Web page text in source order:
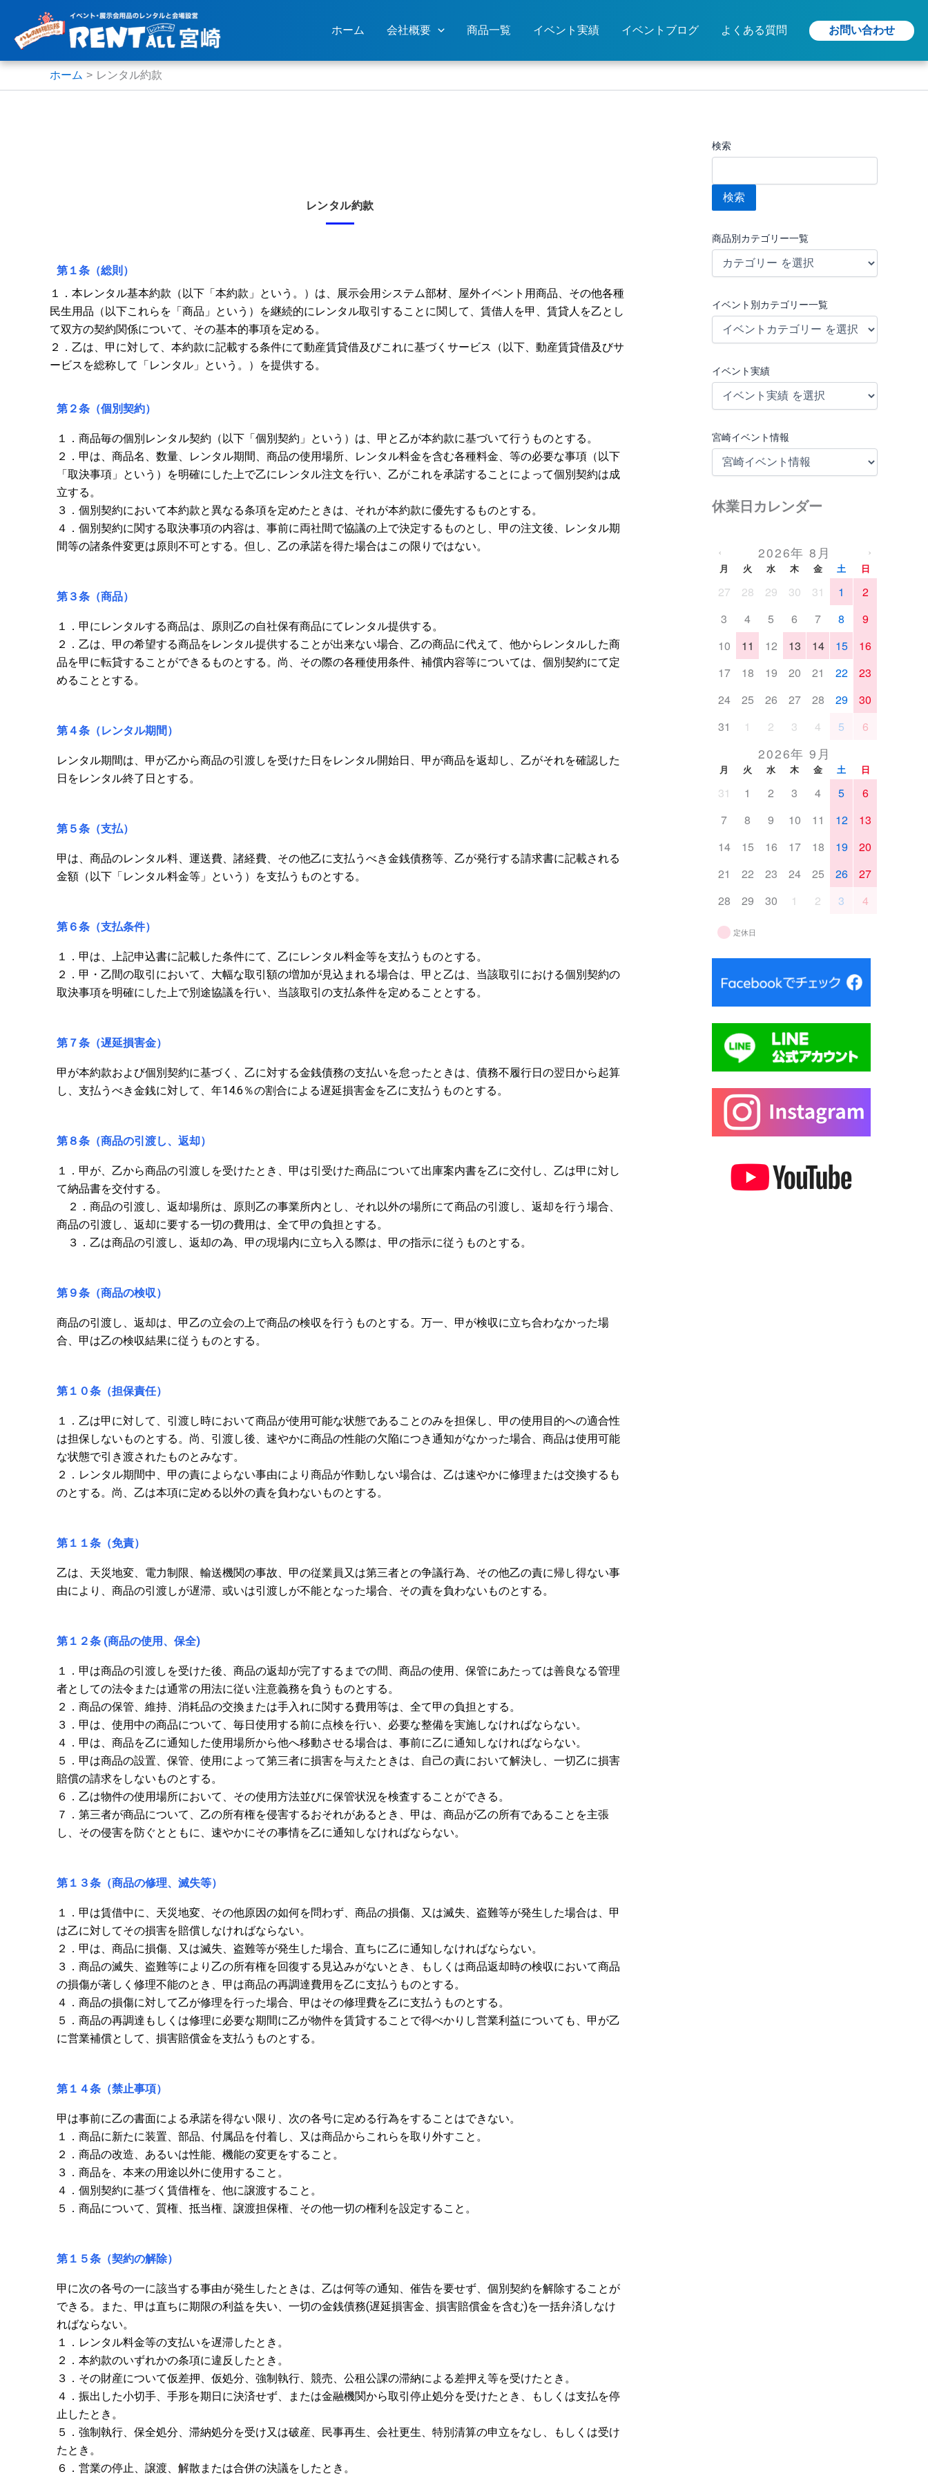
ス
ホーム 会社概要 商品一覧 イベント実績 イベントブログ よくある質問 お問い合わせ
ホーム レンタル約款
レンタル約款
第１条（総則）
１．本レンタル基本約款（以下「本約款」という。）は、展示会用システム部材、屋外イベント用商品、その他各種
民生用品（以下これらを「商品」という）を継続的にレンタル取引することに関して、賃借人を甲、賃貸人を乙とし
て双方の契約関係について、その基本的事項を定める。
２．乙は、甲に対して、本約款に記載する条件にて動産賃貸借及びこれに基づくサービス（以下、動産賃貸借及びサ
ービスを総称して「レンタル」という。）を提供する。
第２条（個別契約）
１．商品毎の個別レンタル契約（以下「個別契約」という）は、甲と乙が本約款に基づいて行うものとする。
２．甲は、商品名、数量、レンタル期間、商品の使用場所、レンタル料金を含む各種料金、等の必要な事項（以下
「取決事項」という）を明確にした上で乙にレンタル注文を行い、乙がこれを承諾することによって個別契約は成
立する。
３．個別契約において本約款と異なる条項を定めたときは、それが本約款に優先するものとする。
４．個別契約に関する取決事項の内容は、事前に両社間で協議の上で決定するものとし、甲の注文後、レンタル期
間等の諸条件変更は原則不可とする。但し、乙の承諾を得た場合はこの限りではない。
第３条（商品）
１．甲にレンタルする商品は、原則乙の自社保有商品にてレンタル提供する。
２．乙は、甲の希望する商品をレンタル提供することが出来ない場合、乙の商品に代えて、他からレンタルした商
品を甲に転貸することができるものとする。尚、その際の各種使用条件、補償内容等については、個別契約にて定
めることとする。
第４条（レンタル期間）
レンタル期間は、甲が乙から商品の引渡しを受けた日をレンタル開始日、甲が商品を返却し、乙がそれを確認した
日をレンタル終了日とする。
第５条（支払）
甲は、商品のレンタル料、運送費、諸経費、その他乙に支払うべき金銭債務等、乙が発行する請求書に記載される
金額（以下「レンタル料金等」という）を支払うものとする。
第６条（支払条件）
１．甲は、上記申込書に記載した条件にて、乙にレンタル料金等を支払うものとする。
２．甲・乙間の取引において、大幅な取引額の増加が見込まれる場合は、甲と乙は、当該取引における個別契約の
取決事項を明確にした上で別途協議を行い、当該取引の支払条件を定めることとする。
第７条（遅延損害金）
甲が本約款および個別契約に基づく、乙に対する金銭債務の支払いを怠ったときは、債務不履行日の翌日から起算
し、支払うべき金銭に対して、年14.6％の割合による遅延損害金を乙に支払うものとする。
第８条（商品の引渡し、返却）
１．甲が、乙から商品の引渡しを受けたとき、甲は引受けた商品について出庫案内書を乙に交付し、乙は甲に対し
て納品書を交付する。
２．商品の引渡し、返却場所は、原則乙の事業所内とし、それ以外の場所にて商品の引渡し、返却を行う場合、
商品の引渡し、返却に要する一切の費用は、全て甲の負担とする。
３．乙は商品の引渡し、返却の為、甲の現場内に立ち入る際は、甲の指示に従うものとする。
第９条（商品の検収）
商品の引渡し、返却は、甲乙の立会の上で商品の検収を行うものとする。万一、甲が検収に立ち合わなかった場
合、甲は乙の検収結果に従うものとする。
第１０条（担保責任）
１．乙は甲に対して、引渡し時において商品が使用可能な状態であることのみを担保し、甲の使用目的への適合性
は担保しないものとする。尚、引渡し後、速やかに商品の性能の欠陥につき通知がなかった場合、商品は使用可能
な状態で引き渡されたものとみなす。
２．レンタル期間中、甲の責によらない事由により商品が作動しない場合は、乙は速やかに修理または交換するも
のとする。尚、乙は本項に定める以外の責を負わないものとする。
第１１条（免責）
乙は、天災地変、電力制限、輸送機関の事故、甲の従業員又は第三者との争議行為、その他乙の責に帰し得ない事
由により、商品の引渡しが遅滞、或いは引渡しが不能となった場合、その責を負わないものとする。
第１２条 (商品の使用、保全)
１．甲は商品の引渡しを受けた後、商品の返却が完了するまでの間、商品の使用、保管にあたっては善良なる管理
者としての法令または通常の用法に従い注意義務を負うものとする。
２．商品の保管、維持、消耗品の交換または手入れに関する費用等は、全て甲の負担とする。
３．甲は、使用中の商品について、毎日使用する前に点検を行い、必要な整備を実施しなければならない。
４．甲は、商品を乙に通知した使用場所から他へ移動させる場合は、事前に乙に通知しなければならない。
５．甲は商品の設置、保管、使用によって第三者に損害を与えたときは、自己の責において解決し、一切乙に損害
賠償の請求をしないものとする。
６．乙は物件の使用場所において、その使用方法並びに保管状況を検査することができる。
７．第三者が商品について、乙の所有権を侵害するおそれがあるとき、甲は、商品が乙の所有であることを主張
し、その侵害を防ぐとともに、速やかにその事情を乙に通知しなければならない。
第１３条（商品の修理、滅失等）
１．甲は賃借中に、天災地変、その他原因の如何を問わず、商品の損傷、又は滅失、盗難等が発生した場合は、甲
は乙に対してその損害を賠償しなければならない。
２．甲は、商品に損傷、又は滅失、盗難等が発生した場合、直ちに乙に通知しなければならない。
３．商品の滅失、盗難等により乙の所有権を回復する見込みがないとき、もしくは商品返却時の検収において商品
の損傷が著しく修理不能のとき、甲は商品の再調達費用を乙に支払うものとする。
４．商品の損傷に対して乙が修理を行った場合、甲はその修理費を乙に支払うものとする。
５．商品の再調達もしくは修理に必要な期間に乙が物件を賃貸することで得べかりし営業利益についても、甲が乙
に営業補償として、損害賠償金を支払うものとする。
第１４条（禁止事項）
甲は事前に乙の書面による承諾を得ない限り、次の各号に定める行為をすることはできない。
１．商品に新たに装置、部品、付属品を付着し、又は商品からこれらを取り外すこと。
２．商品の改造、あるいは性能、機能の変更をすること。
３．商品を、本来の用途以外に使用すること。
４．個別契約に基づく賃借権を、他に譲渡すること。
５．商品について、質権、抵当権、譲渡担保権、その他一切の権利を設定すること。
第１５条（契約の解除）
甲に次の各号の一に該当する事由が発生したときは、乙は何等の通知、催告を要せず、個別契約を解除することが
できる。また、甲は直ちに期限の利益を失い、一切の金銭債務(遅延損害金、損害賠償金を含む)を一括弁済しなけ
ればならない。
１．レンタル料金等の支払いを遅滞したとき。
２．本約款のいずれかの条項に違反したとき。
３．その財産について仮差押、仮処分、強制執行、競売、公租公課の滞納による差押え等を受けたとき。
４．振出した小切手、手形を期日に決済せず、または金融機関から取引停止処分を受けたとき、もしくは支払を停
止したとき。
５．強制執行、保全処分、滞納処分を受け又は破産、民事再生、会社更生、特別清算の申立をなし、もしくは受け
たとき。
６．営業の停止、譲渡、解散または合併の決議をしたとき。
検索
検索
商品別カテゴリー一覧
イベント別カテゴリー一覧
イベント実績
宮崎イベント情報
休業日カレンダー
‹ 2026年 8月 ›
月 火 水 木 金 土 日
27 28 29 30 31 1
2
3
4 5 6 7 8
9
10
11 12 13 14 15
16
17
18 19 20 21 22
23
24
25 26 27 28 29
30
31
1 2 3 4 5 6
2026年 9月
月 火 水 木 金 土 日
31 1 2 3 4 5
6
7
8 9 10 11 12
13
14
15 16 17 18 19
20
21
22 23 24 25 26
27
28
29 30 1 2 3 4
定休日